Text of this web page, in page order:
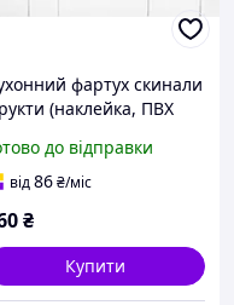
фартух скинали
(наклейка, ПВХ
до відправки
від86₴/міс
₴
Купити